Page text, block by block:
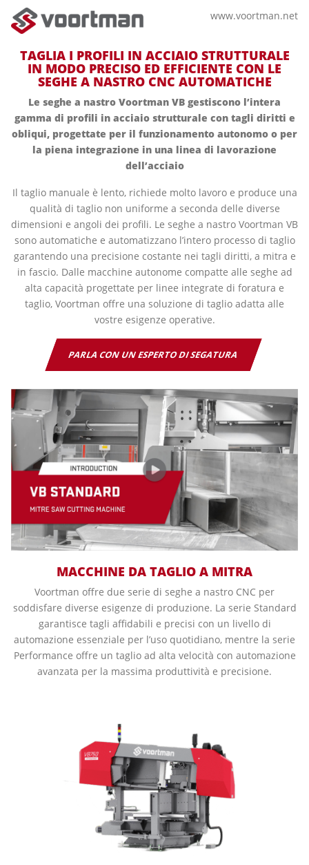
www.voortman.net
TAGLIA I PROFILI IN ACCIAIO STRUTTURALE
IN MODO PRECISO ED EFFICIENTE CON LE
SEGHE A NASTRO CNC AUTOMATICHE
Le seghe a nastro Voortman VB gestiscono l’intera
gamma di profili in acciaio strutturale con tagli diritti e
obliqui, progettate per il funzionamento autonomo o per
la piena integrazione in una linea di lavorazione
dell’acciaio
Il taglio manuale è lento, richiede molto lavoro e produce una
qualità di taglio non uniforme a seconda delle diverse
dimensioni e angoli dei profili. Le seghe a nastro Voortman VB
sono automatiche e automatizzano l’intero processo di taglio
garantendo una precisione costante nei tagli diritti, a mitra e
in fascio. Dalle macchine autonome compatte alle seghe ad
alta capacità progettate per linee integrate di foratura e
taglio, Voortman offre una soluzione di taglio adatta alle
vostre esigenze operative.
PARLA CON UN ESPERTO DI SEGATURA
MACCHINE DA TAGLIO A MITRA
Voortman offre due serie di seghe a nastro CNC per
soddisfare diverse esigenze di produzione. La serie Standard
garantisce tagli affidabili e precisi con un livello di
automazione essenziale per l’uso quotidiano, mentre la serie
Performance offre un taglio ad alta velocità con automazione
avanzata per la massima produttività e precisione.